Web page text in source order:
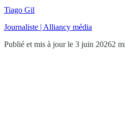
Tiago Gil
Journaliste | Alliancy média
Publié et mis à jour le 3 juin 20262